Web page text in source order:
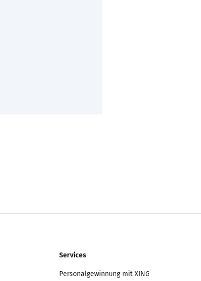
Services
Personalgewinnung mit XING